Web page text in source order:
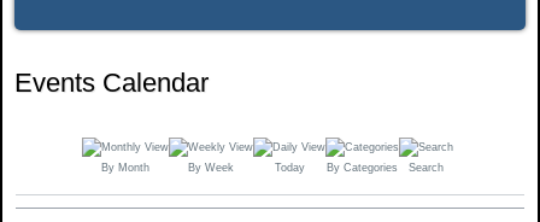
Events Calendar
By Month By Week Today By Categories Search